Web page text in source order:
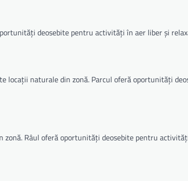
deosebite pentru activități în aer liber și
locații naturale din zonă. Parcul oferă oportunități
Râul oferă oportunități deosebite pentru